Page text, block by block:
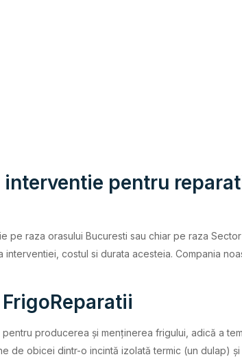
pentru
pe raza orasului Bucuresti sau chiar pe raza
interventiei, costul si durata acesteia. Compania
producerea și menținerea frigului, adică a
de obicei dintr-o incintă izolată termic (un dulap)